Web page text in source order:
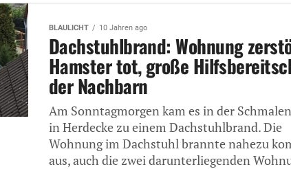
BLAULICHT 10 Jahren ago
Dachstuhlbrand: Wohnung
Hamster tot, große
der Nachbarn
Am Sonntagmorgen kam es in der
in Herdecke zu einem Dachstuhlbrand. Die
Wohnung im Dachstuhl brannte nahezu
aus, auch die zwei darunterliegenden